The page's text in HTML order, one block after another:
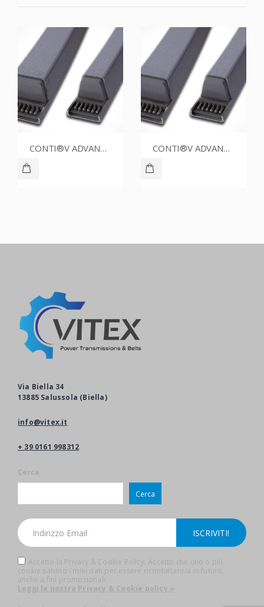
CONTI®V ADVANCE SPZ1787CR CONTI®V ADVANCE SPZ1387CR
Via Biella 34
13885 Salussola (Biella)
info@vitex.it
+ 39 0161 998312
Cerca
Cerca
Accetto la Privacy & Cookie Policy. Accetto che uno o più
cookie salvino i miei dati per essere ricontattato/a in futuro,
anche a fini promozionali.
Leggi la nostra Privacy & Cookie policy »